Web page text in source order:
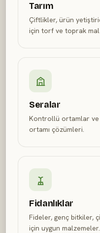
Tarım
Çiftlikler, ürün
için torf ve toprak
Seralar
Kontrollü ortamlar ve
ortamı çözümleri.
Fidanlıklar
Fideler, genç bitkiler,
için uygun malzemeler.